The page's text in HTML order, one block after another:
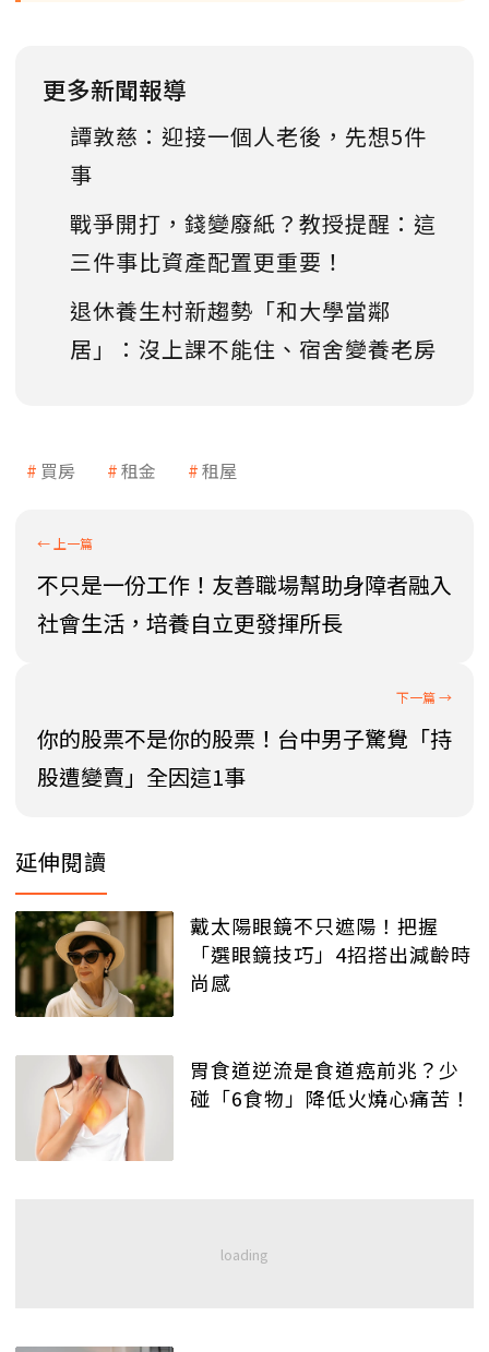
更多新聞報導
譚敦慈：迎接一個人老後，先想5件
事
戰爭開打，錢變廢紙？教授提醒：這
三件事比資產配置更重要！
退休養生村新趨勢「和大學當鄰
居」：沒上課不能住、宿舍變養老房
買房 租金 租屋
不只是一份工作！友善職場幫助身障者融入
社會生活，培養自立更發揮所長
你的股票不是你的股票！台中男子驚覺「持
股遭變賣」全因這1事
延伸閱讀
戴太陽眼鏡不只遮陽！把握
「選眼鏡技巧」4招搭出減齡時
尚感
胃食道逆流是食道癌前兆？少
碰「6食物」降低火燒心痛苦！